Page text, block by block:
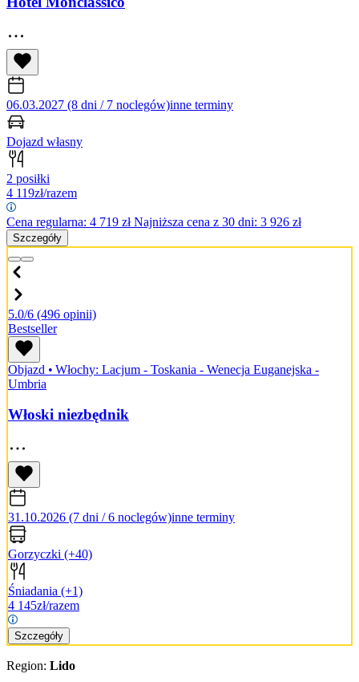
06.03.2027 (8 dni / 7 noclegów)inne terminy
Dojazd własny
2 posiłki
4 119zł/razem
Cena regularna: 4 719 złNajniższa cena z 30 dni: 3 926 zł
Szczegóły
5.0/6 (496 opinii)
Bestseller
Objazd • Włochy: Lacjum - Toskania - Wenecja Euganejska -
Umbria
Włoski niezbędnik
31.10.2026 (7 dni / 6 noclegów)inne terminy
Gorzyczki (+40)
Śniadania (+1)
4 145zł/razem
Szczegóły
Region: Lido